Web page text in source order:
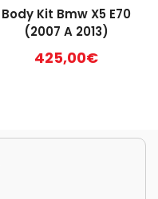
Body Kit Bmw X5 E70
(2007 A 2013)
425,00€